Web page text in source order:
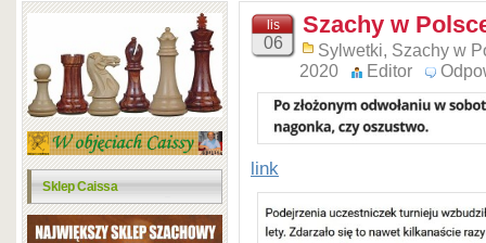
komentarzy
Sklep Caissa
lis
06
Szachy w
Sylwetki, Szachy w
2020
Editor
link